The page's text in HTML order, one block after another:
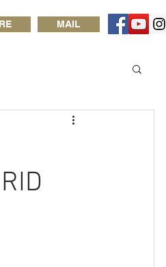
MAIL